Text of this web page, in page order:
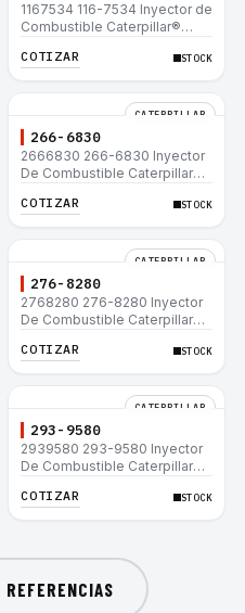
1167534 116-7534 Inyector de
Combustible Caterpillar®
3516C 854G 992G
COTIZAR STOCK
CATERPILLAR
266-6830
2666830 266-6830 Inyector
De Combustible Caterpillar®
COTIZAR STOCK
CATERPILLAR
276-8280
2768280 276-8280 Inyector
De Combustible Caterpillar®
COTIZAR STOCK
CATERPILLAR
293-9580
2939580 293-9580 Inyector
De Combustible Caterpillar®
COTIZAR STOCK
REFERENCIAS